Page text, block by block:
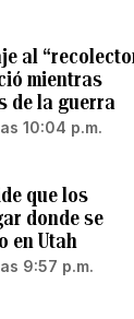
al
mientras
de la guerra
10:04 p.m.
que los
donde se
en Utah
9:57 p.m.